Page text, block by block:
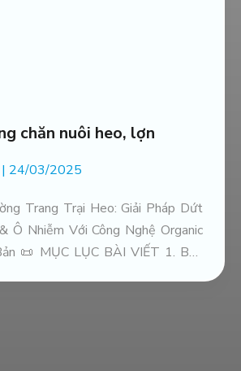
chăn nuôi heo, lợn
24/03/2025
Trang Trại Heo: Giải Pháp Dứt
Ô Nhiễm Với Công Nghệ Organic
📜 MỤC LỤC BÀI VIẾT 1. Báo